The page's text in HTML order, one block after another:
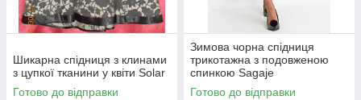
Шикарна спідниця з клинами
з цупкої тканини у квіти Solar
Готово до відправки
Зимова чорна спідниця
трикотажна з подовженою
спинкою Sagaje
Готово до відправки